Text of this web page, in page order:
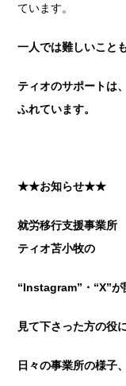
ています。
一人では難しいこと
ティオのサポートは
ふれています。
★★お知らせ★★
就労移行支援事業所
ティオ苫小牧の
“Instagram” ・ “X”が
見て下さった方の役
日々の事業所の様子、